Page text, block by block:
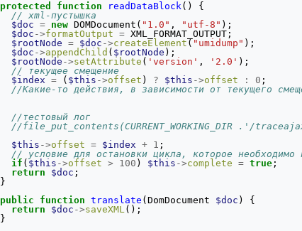
protected
function readDataBlock()
{
// xml-пустышка
$doc
= new DOMDocument ( "1.0" , "utf-8" );
$doc ->formatOutput = XML_FORMAT_OUTPUT ;
$rootNode
= $doc ->createElement ( "umidump" );
$doc ->appendChild ( $rootNode );
$rootNode ->setAttribute ( 'version' , '2.0' );
// текущее смещение
$index
= ( $this ->offset ) ? $this ->offset : 0 ;
//Какие-то действия, в зависимости от текущего
//тестовый лог
//file_put_contents(CURRENT_WORKING_DIR .'/
$this ->offset = $index + 1 ;
// условие для остановки цикла, которое необходимо
if ( $this ->offset > 100 ) $this ->complete = true ;
return
$doc ;
}
public
function translate (DomDocument $doc )
{
return
$doc ->saveXML();
}